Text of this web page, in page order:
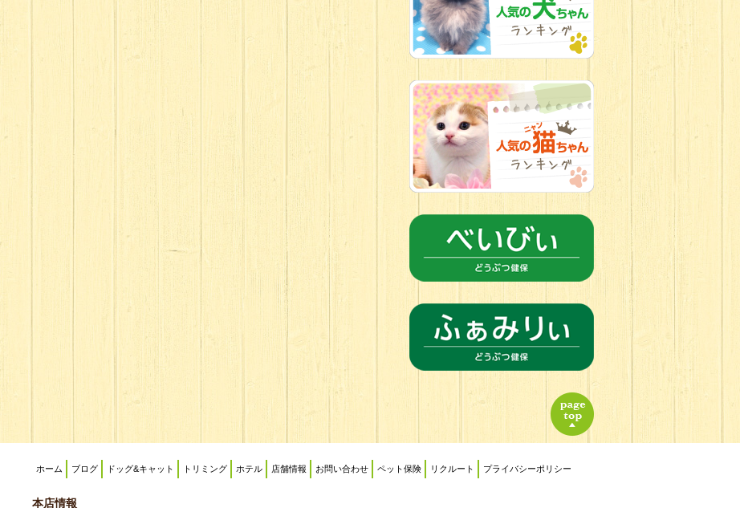
介(*ﾉωﾉ)
ホーム ブログ ドッグ&キャット トリミング ホテル 店舗情報 お問い合わせ ペット保険 リクルート プライバシーポリシー
本店情報